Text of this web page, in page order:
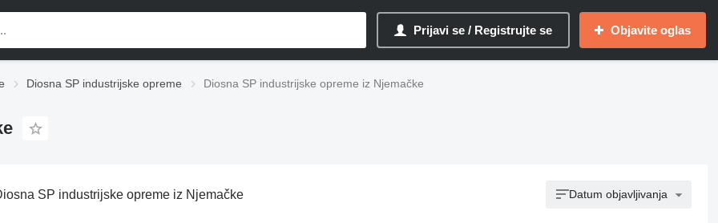
Prijavi se / Registrujte se Objavite oglas
Diosna SP industrijske opreme Diosna SP industrijske opreme iz Njemačke
SP industrijske opreme iz Njemačke Datum objavljivanja